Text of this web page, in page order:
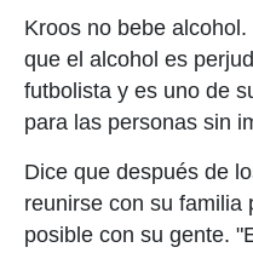
Kroos no bebe
que el alcohol es
futbolista y es uno de
para las personas sin
Dice que después de
reunirse con su familia
posible con su gente.